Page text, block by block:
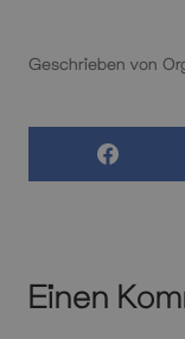
Geschrieben von
Einen